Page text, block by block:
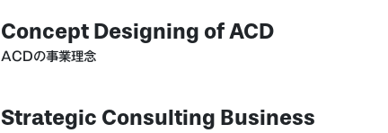
Concept Designing of ACD
ACDの事業理念
Strategic Consulting Business